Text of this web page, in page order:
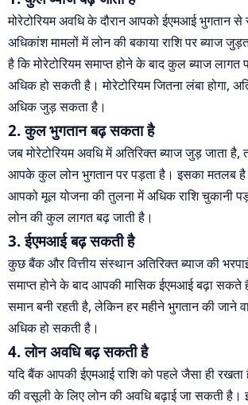
मोरेटोरियम अवधि के दौरान आपको ईएमआई भुगतान से
अधिकांश मामलों में लोन की बकाया राशि पर ब्याज
है कि मोरेटोरियम समाप्त होने के बाद कुल ब्याज
अधिक हो सकती है। मोरेटोरियम जितना लंबा होगा,
अधिक जुड़ सकता है।
2. कुल भुगतान बढ़ सकता है
जब मोरेटोरियम अवधि में अतिरिक्त ब्याज जुड़ जाता
आपके कुल लोन भुगतान पर पड़ता है। इसका मतलब है
आपको मूल योजना की तुलना में अधिक राशि चुकानी
लोन की कुल लागत बढ़ जाती है।
3. ईएमआई बढ़ सकती है
कुछ बैंक और वित्तीय संस्थान अतिरिक्त ब्याज की
समाप्त होने के बाद आपकी मासिक ईएमआई बढ़ा
समान बनी रहती है, लेकिन हर महीने भुगतान की जाने
अधिक हो सकती है।
4. लोन अवधि बढ़ सकती है
यदि बैंक आपकी ईएमआई राशि को पहले जैसा ही रखता
की वसूली के लिए लोन की अवधि बढ़ाई जा सकती है।